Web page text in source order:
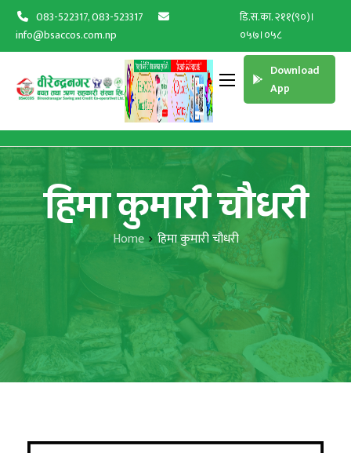
083-522317, 083-523317
info@bsaccos.com.np
डि.स.का. २११(९०)।
०५७।०५८
Download
App
हिमा कुमारी चौधरी
Home हिमा कुमारी चौधरी